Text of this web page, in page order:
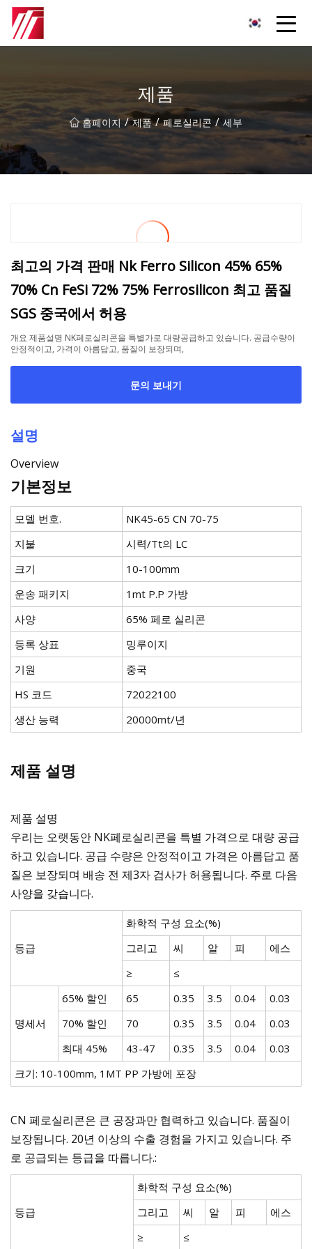
제품
홈페이지 / 제품 / 페로실리콘 / 세부
최고의 가격 판매 Nk Ferro Silicon 45% 65%
70% Cn FeSi 72% 75% Ferrosilicon 최고 품질
SGS 중국에서 허용
개요 제품설명 NK페로실리콘을 특별가로 대량공급하고 있습니다. 공급수량이
안정적이고, 가격이 아름답고, 품질이 보장되며,
문의 보내기
설명
Overview
기본정보
모델 번호.
NK45-65 CN 70-75
지불
시력/Tt의 LC
크기
10-100mm
운송 패키지
1mt P.P 가방
사양
65% 페로 실리콘
등록 상표
밍루이지
기원
중국
HS 코드
72022100
생산 능력
20000mt/년
제품 설명
제품 설명
우리는 오랫동안 NK페로실리콘을 특별 가격으로 대량 공급
하고 있습니다. 공급 수량은 안정적이고 가격은 아름답고 품
질은 보장되며 배송 전 제3자 검사가 허용됩니다. 주로 다음
사양을 갖습니다.
등급
화학적 구성 요소(%)
그리고
씨 알 피
에스
≥
≤
명세서
65% 할인 65 0.35 3.5 0.04
0.03
70% 할인
70 0.35 3.5 0.04
0.03
최대 45%
43-47 0.35 3.5 0.04
0.03
크기: 10-100mm, 1MT PP 가방에 포장
CN 페로실리콘은 큰 공장과만 협력하고 있습니다. 품질이
보장됩니다. 20년 이상의 수출 경험을 가지고 있습니다. 주
로 공급되는 등급을 따릅니다.:
등급
화학적 구성 요소(%)
그리고
씨 알 피
에스
≥
≤